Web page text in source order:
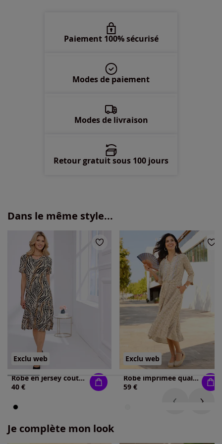
Paiement 100% sécurisé
Modes de paiement
Modes de livraison
Retour gratuit sous 100 jours
Dans le même style...
Exclu web
Robe en jersey coutures princesse structurantes
40 €
Exclu web
Robe imprimée qualité tissée
59 €
Je complète mon look